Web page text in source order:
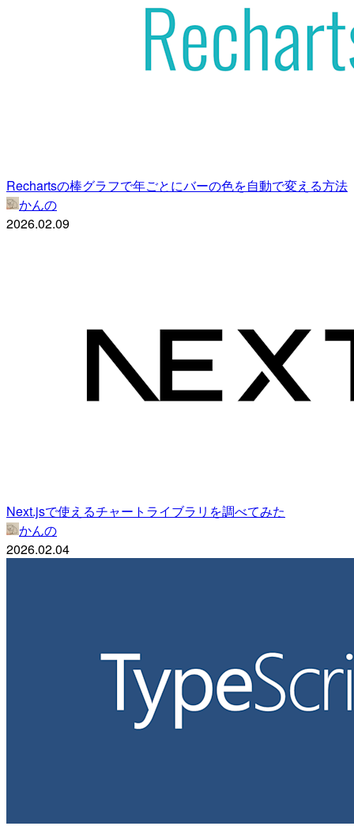
Rechartsの棒グラフで年ごとにバーの色を自動で変える方法
かんの
2026.02.09
Next.jsで使えるチャートライブラリを調べてみた
かんの
2026.02.04